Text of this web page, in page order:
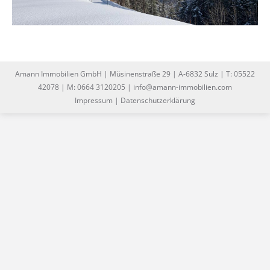
Amann Immobilien GmbH | Müsinenstraße 29 | A-6832 Sulz | T: 05522
42078 | M: 0664 3120205 | info@amann-immobilien.com
Impressum | Datenschutzerklärung